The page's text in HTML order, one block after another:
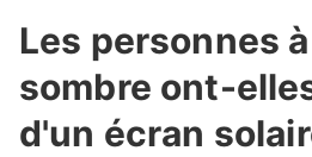
Les personnes
sombre ont-
d'un écran